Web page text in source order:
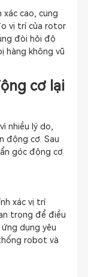
xác cao, cung
vị trí của rotor
đòi hỏi độ
hàng không vũ
cơ lại
nhiều lý do,
động cơ. Sau
góc động cơ
xác vị trí
trọng để điều
dụng yêu
robot và